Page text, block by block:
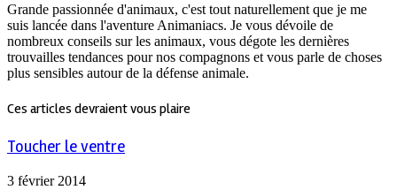
Grande passionnée d'animaux, c'est tout naturellement que je me
suis lancée dans l'aventure Animaniacs. Je vous dévoile de
nombreux conseils sur les animaux, vous dégote les dernières
trouvailles tendances pour nos compagnons et vous parle de choses
plus sensibles autour de la défense animale.
Ces articles devraient vous plaire
Toucher le ventre
3 février 2014